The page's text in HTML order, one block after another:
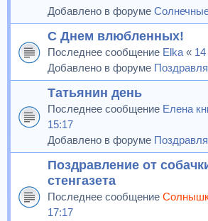
Добавлено в форуме
С Днем влюбленных!
Последнее сообщение Elka «
Добавлено в форуме
Татьянин день
Последнее сообщение Елена
15:17
Добавлено в форуме
Поздравление от
стенгазета
Последнее сообщение
17:17